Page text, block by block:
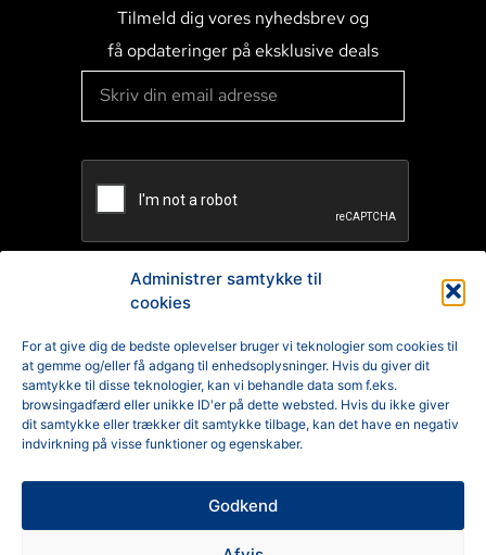
Administrer samtykke til
cookies
For at give dig de bedste oplevelser bruger vi teknologier som cookies til
at gemme og/eller få adgang til enhedsoplysninger. Hvis du giver dit
samtykke til disse teknologier, kan vi behandle data som f.eks.
browsingadfærd eller unikke ID'er på dette websted. Hvis du ikke giver
dit samtykke eller trækker dit samtykke tilbage, kan det have en negativ
indvirkning på visse funktioner og egenskaber.
Godkend
Tilmeld dig vores nyhedsbrev og
få opdateringer på eksklusive deals
Reklamation
Generelle Handelsbetingelser
Privatlivspolitik